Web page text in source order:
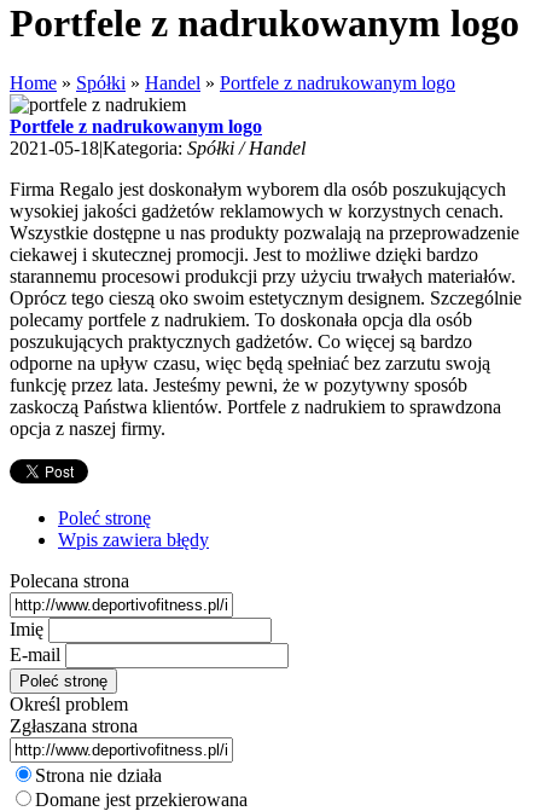
Portfele z nadrukowanym logo
Home » Spółki » Handel » Portfele z nadrukowanym logo
Portfele z nadrukowanym logo
2021-05-18|Kategoria: Spółki / Handel
Firma Regalo jest doskonałym wyborem dla osób poszukujących
wysokiej jakości gadżetów reklamowych w korzystnych cenach.
Wszystkie dostępne u nas produkty pozwalają na przeprowadzenie
ciekawej i skutecznej promocji. Jest to możliwe dzięki bardzo
starannemu procesowi produkcji przy użyciu trwałych materiałów.
Oprócz tego cieszą oko swoim estetycznym designem. Szczególnie
polecamy portfele z nadrukiem. To doskonała opcja dla osób
poszukujących praktycznych gadżetów. Co więcej są bardzo
odporne na upływ czasu, więc będą spełniać bez zarzutu swoją
funkcję przez lata. Jesteśmy pewni, że w pozytywny sposób
zaskoczą Państwa klientów. Portfele z nadrukiem to sprawdzona
opcja z naszej firmy.
Poleć stronę
Wpis zawiera błędy
Polecana strona
Imię
E-mail
Określ problem
Zgłaszana strona
Strona nie działa
Domane jest przekierowana